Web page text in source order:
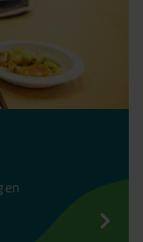
en